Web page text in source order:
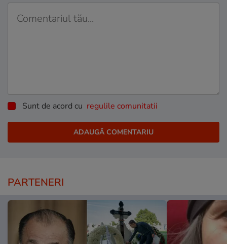
Sunt de acord cu regulile comunitatii
PARTENERI